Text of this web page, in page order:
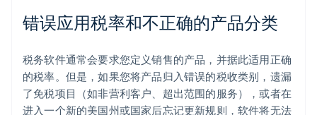
错误应用税率和不正确的产品分类
税务软件通常会要求您定义销售的产品，并据此适用正确
的税率。但是，如果您将产品归入错误的税收类别，遗漏
了免税项目（如非营利客户、超出范围的服务），或者在
进入一个新的美国州或国家后忘记更新规则，软件将无法